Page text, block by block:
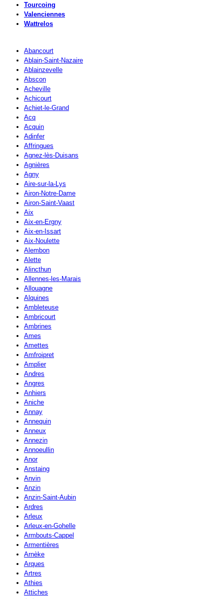
Tourcoing
Valenciennes
Wattrelos
Abancourt
Ablain-Saint-Nazaire
Ablainzevelle
Abscon
Acheville
Achicourt
Achiet-le-Grand
Acq
Acquin
Adinfer
Affringues
Agnez-lès-Duisans
Agnières
Agny
Aire-sur-la-Lys
Airon-Notre-Dame
Airon-Saint-Vaast
Aix
Aix-en-Ergny
Aix-en-Issart
Aix-Noulette
Alembon
Alette
Alincthun
Allennes-les-Marais
Allouagne
Alquines
Ambleteuse
Ambricourt
Ambrines
Ames
Amettes
Amfroipret
Amplier
Andres
Angres
Anhiers
Aniche
Annay
Annequin
Anneux
Annezin
Annoeullin
Anor
Anstaing
Anvin
Anzin
Anzin-Saint-Aubin
Ardres
Arleux
Arleux-en-Gohelle
Armbouts-Cappel
Armentières
Arnèke
Arques
Artres
Athies
Attiches